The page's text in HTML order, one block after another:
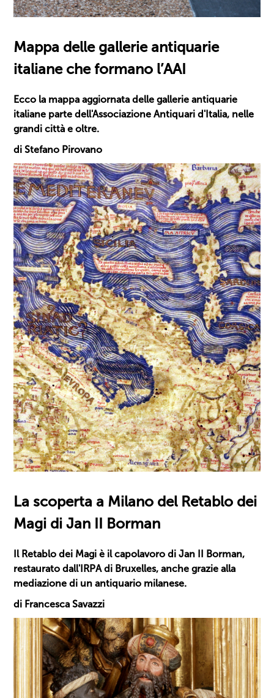
Mappa delle gallerie antiquarie
italiane che formano l’AAI
Ecco la mappa aggiornata delle gallerie antiquarie
italiane parte dell'Associazione Antiquari d'Italia, nelle
grandi città e oltre.
di Stefano Pirovano
La scoperta a Milano del Retablo dei
Magi di Jan II Borman
Il Retablo dei Magi è il capolavoro di Jan II Borman,
restaurato dall'IRPA di Bruxelles, anche grazie alla
mediazione di un antiquario milanese.
di Francesca Savazzi